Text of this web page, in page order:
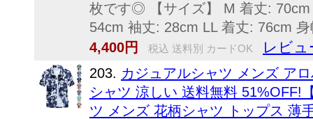
枚です◎ 【サイズ】 M 着丈:
54cm 袖丈: 28cm LL 着丈: 76cm
4,400円
税込 送料別 カードOK レビュ
203. カジュアルシャツ メンズ ア
シャツ 涼しい 送料無料 51%OFF!
ツ メンズ 花柄シャツ トップス 薄